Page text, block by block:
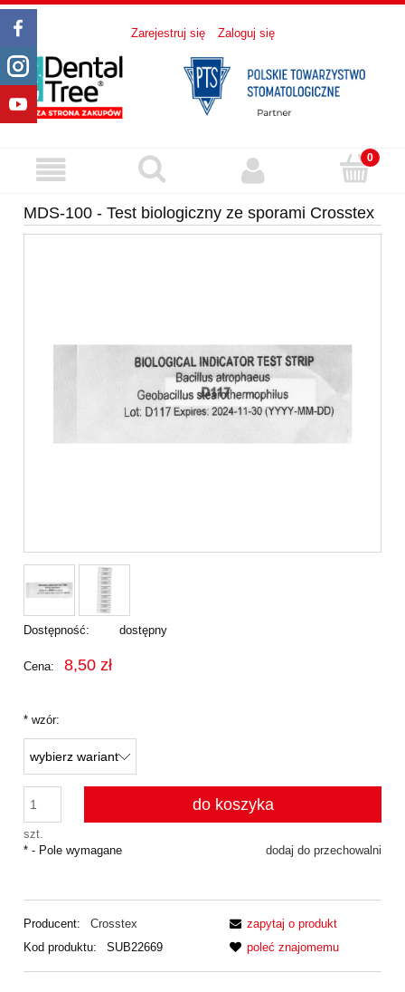
Zarejestruj się Zaloguj się
MDS-100 - Test biologiczny ze sporami Crosstex
Dostępność: dostępny
Cena: 8,50 zł
* wzór:
szt.
do koszyka
dodaj do przechowalni
* - Pole wymagane
Producent:
Crosstex
Kod produktu:
SUB22669
zapytaj o produkt
poleć znajomemu